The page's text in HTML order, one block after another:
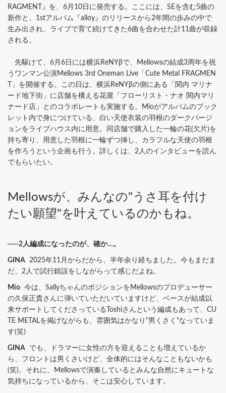
RAGMENT』を、6月10日に発売する。ここには、SEを含む5曲の
新作と、1stアルバム『alloy』のリリースから2年間の歩みの中で
生み出され、ライブで育て続けてきた6曲を合わせた計11曲が収録
される。
先駆けて、6月6日には横浜ReNYβで、Mellowsの結成3周年を祝
うワンマン公演Mellows 3rd Oneman Live「Cute Metal FRAGMEN
T」を開催する。この日は、横浜ReNYβの側にある「関内 マリナ
ード地下街」に店舗を構える花屋「フローリスト・ナオ 関内マリ
ナード店」とのコラボレートも実施する。Mioがアルバムのブック
レット内で身につけている、白い天使衣装の羽根のダークバージ
ョンをライブハウス内に用意。同店舗で購入した一輪の花(欠片)を
持ち寄り、用意した羽根に一輪ずつ挿し、カラフルな天使の羽根
を作ろうという企画も行う。詳しくは、2人のインタビューを読ん
でもらいたい。
Mellowsが、みんなの"うさ耳を付け
たい願望"を叶えているのかもね。
──2人編成になったのが、確か…。
GINA 2025年11月からだから、半年余り経ちました。今もまだま
だ、2人で試行錯誤をしながらって感じだよね。
Mio 今は、SallyちゃんのポジションをMellowsのプロデューサー
の久保正貴さんに弾いていただいていますけど、ベースが結成以
来サポートしてくださっているToshiさんという編成もあって、CU
TE METALを掲げながらも、雰囲気はかなり"男くさく"なっていま
す(笑)
GINA でも、ドラマーに女性の方を迎えることも増えているか
ら、フロントは男くさいけど、全体的にはそんなこともないかも
(笑)。それに、Mellowsで演奏しているとみんな自然にキュートな
気持ちになっているから、そこは安心しています。